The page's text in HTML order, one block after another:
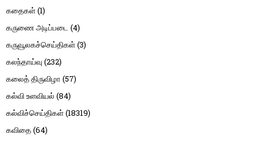
கதைகள்(1)
கருணை அடிப்படை (4)
கருவூலகச்செய்திகள்(3)
கலந்தாய்வு (232)
கலைத் திருவிழா (57)
கல்வி உளவியல் (84)
கல்விச்செய்திகள்(18319)
கவிதை(64)